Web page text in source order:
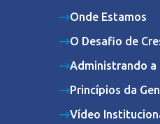
Onde Estamos
O Desafio de
Administrando a
Princípios da
Vídeo